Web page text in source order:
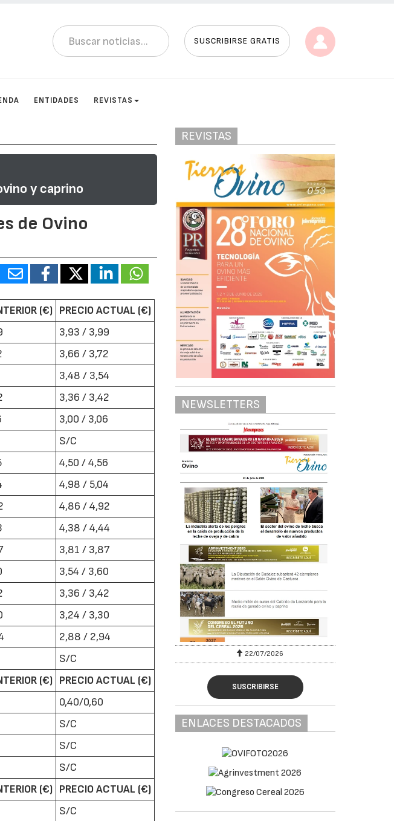
SUSCRIBIRSE GRATIS
ENTIDADES REVISTAS
y caprino
de Ovino
(€) PRECIO ACTUAL (€)
3,93 / 3,99
3,66 / 3,72
3,48 / 3,54
3,36 / 3,42
3,00 / 3,06
S/C
4,50 / 4,56
4,98 / 5,04
4,86 / 4,92
4,38 / 4,44
3,81 / 3,87
3,54 / 3,60
3,36 / 3,42
3,24 / 3,30
2,88 / 2,94
S/C
(€) PRECIO ACTUAL (€)
0,40/0,60
S/C
S/C
S/C
(€) PRECIO ACTUAL (€)
S/C
REVISTAS
NEWSLETTERS
22/07/2026
SUSCRIBIRSE
ENLACES DESTACADOS